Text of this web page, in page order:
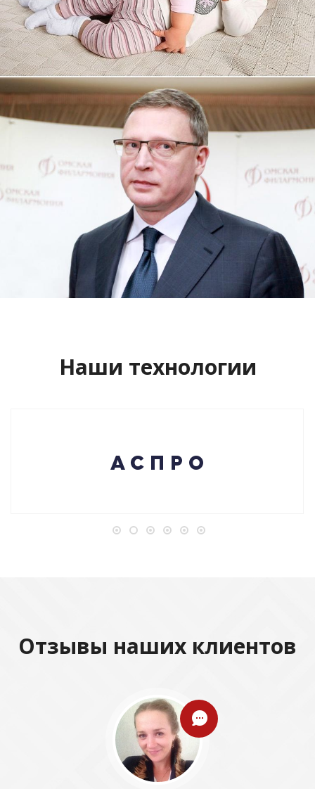
Смотреть проект
Сайт кандидата в губернаторы
Буркова Александра Леонидовича
Смотреть проект
Наши технологии
Отзывы наших клиентов